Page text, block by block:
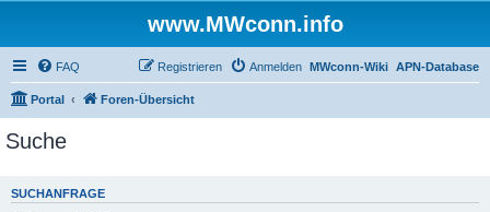
www.MWconn.info
FAQ APN-Database
MWconn-Wiki
Anmelden
Registrieren
Portal Foren-Übersicht
Suche
SUCHANFRAGE